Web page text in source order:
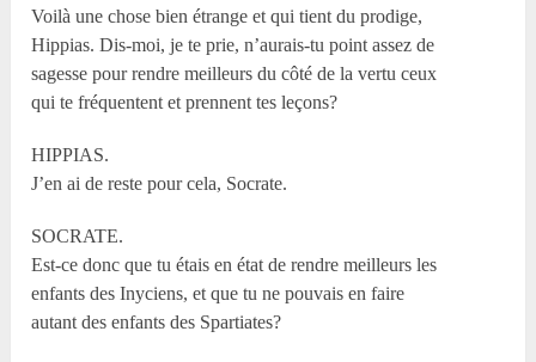
Voilà une chose bien étrange et qui tient du prodige,
Hippias. Dis-moi, je te prie, n’aurais-tu point assez de
sagesse pour rendre meilleurs du côté de la vertu ceux
qui te fréquentent et prennent tes leçons?
HIPPIAS.
J’en ai de reste pour cela, Socrate.
SOCRATE.
Est-ce donc que tu étais en état de rendre meilleurs les
enfants des Inyciens, et que tu ne pouvais en faire
autant des enfants des Spartiates?